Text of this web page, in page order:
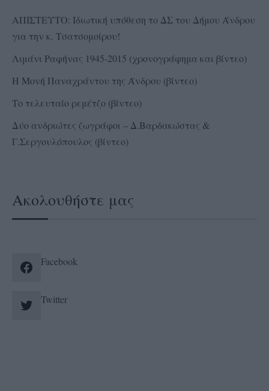
ΑΠΙΣΤΕΥΤΟ: Ιδιωτική υπόθεση το ΔΣ του Δήμου Άνδρου
για την κ. Τσατσομοίρου!
Λιμάνι Ραφήνας 1945-2015 (χρονογράφημα και βίντεο)
Η Μονή Παναχράντου της Άνδρου (βίντεο)
Το τελευταίο ρεμέτζο (βίντεο)
Δύο ανδριώτες ζωγράφοι – Δ.Βαρδακώστας &
Γ.Σεργουλόπουλος (βίντεο)
Ακολουθήστε μας
Facebook
Twitter